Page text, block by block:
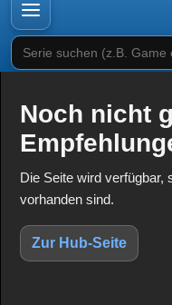
Serie suchen (z.B. Game
Noch nicht
Die Seite wird verfügbar,
vorhanden sind.
Zur Hub-Seite